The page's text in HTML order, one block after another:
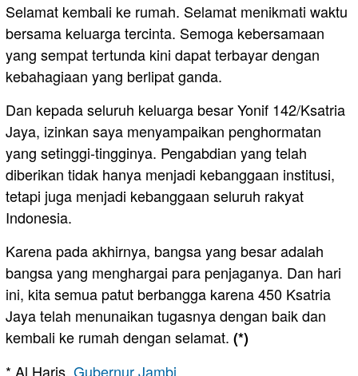
Selamat kembali ke rumah. Selamat menikmati waktu
bersama keluarga tercinta. Semoga kebersamaan
yang sempat tertunda kini dapat terbayar dengan
kebahagiaan yang berlipat ganda.
Dan kepada seluruh keluarga besar Yonif 142/Ksatria
Jaya, izinkan saya menyampaikan penghormatan
yang setinggi-tingginya. Pengabdian yang telah
diberikan tidak hanya menjadi kebanggaan institusi,
tetapi juga menjadi kebanggaan seluruh rakyat
Indonesia.
Karena pada akhirnya, bangsa yang besar adalah
bangsa yang menghargai para penjaganya. Dan hari
ini, kita semua patut berbangga karena 450 Ksatria
Jaya telah menunaikan tugasnya dengan baik dan
kembali ke rumah dengan selamat. (*)
* Al Haris, Gubernur Jambi